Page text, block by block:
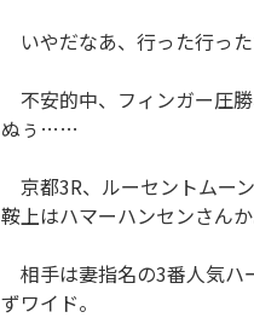
いやだなあ、行った行っ
不安的中、フィンガー圧
ぬぅ……
京都3R、ルーセントムー
鞍上はハマーハンセンさん
相手は妻指名の3番人気ハ
ずワイド。